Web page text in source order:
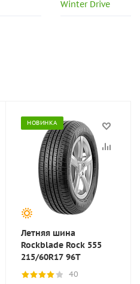
Winter Drive
НОВИНКА
Летняя шина
Rockblade Rock 555
215/60R17 96T
40